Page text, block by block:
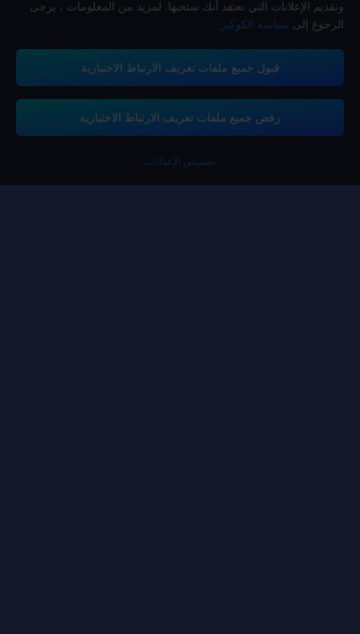
وتقديم الإعلانات التي نعتقد أنك ستحبها. لمزيد من المعلومات ، يرجى
الرجوع إلى سياسة الكوكيز
قبول جميع ملفات تعريف الارتباط الاختيارية
رفض جميع ملفات تعريف الارتباط الاختيارية
تخصيص الإعدادات
تدعم منصة ميداس باي طرق الدفع